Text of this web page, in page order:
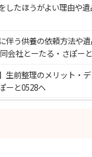
したほうがよい理由や
伴う供養の依頼方法や
会社とーたる・さぽー
生前整理のメリット・
ーと0528へ